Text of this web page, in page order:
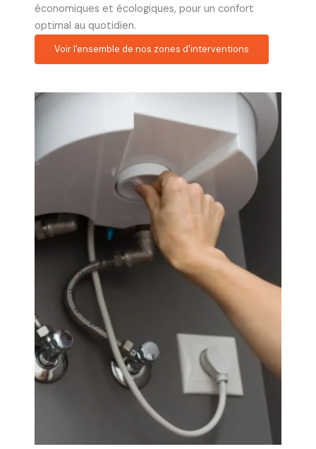
économiques et écologiques, pour un confort
optimal au quotidien.
Voir l'ensemble de nos zones d'interventions